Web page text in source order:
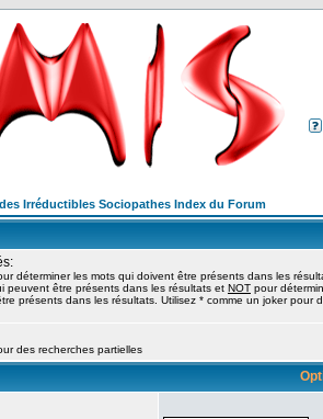
Irréductibles Sociopathes Index du Forum
déterminer les mots qui doivent être présents dans les
peuvent être présents dans les résultats et NOT pour
présents dans les résultats. Utilisez * comme un joker pour
des recherches partielles